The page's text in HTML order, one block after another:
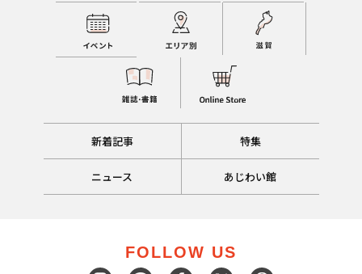
新着記事 特集
ニュース あじわい館
FOLLOW US